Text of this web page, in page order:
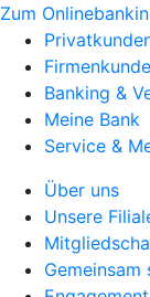
Zum
Banking &
Meine Bank
Service &
Über uns
Unsere